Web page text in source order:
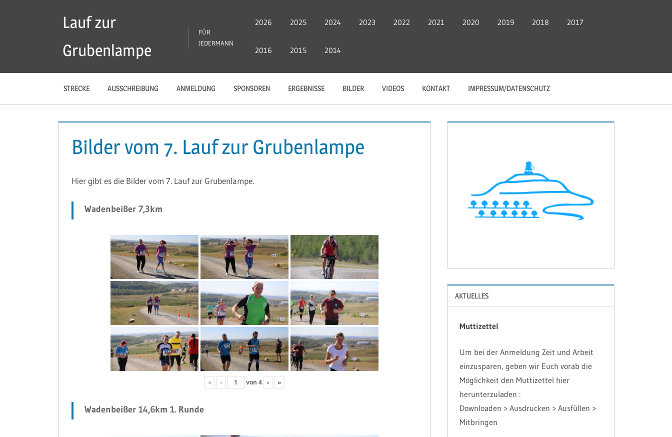
Lauf zur
Grubenlampe
FÜR
JEDERMANN
2026 2025 2024 2023 2022 2021 2020 2019 2018 2017
2016 2015 2014
STRECKE AUSSCHREIBUNG ANMELDUNG SPONSOREN ERGEBNISSE BILDER VIDEOS KONTAKT IMPRESSUM/DATENSCHUTZ
Bilder vom 7. Lauf zur Grubenlampe
Hier gibt es die Bilder vom 7. Lauf zur Grubenlampe.
Wadenbeißer 7,3km
« ‹ von4 › »
Wadenbeißer 14,6km 1. Runde
AKTUELLES
Muttizettel
Um bei der Anmeldung Zeit und Arbeit
einzusparen, geben wir Euch vorab die
Möglichkeit den Muttizettel hier
herunterzuladen :
Downloaden > Ausdrucken > Ausfüllen >
Mitbringen